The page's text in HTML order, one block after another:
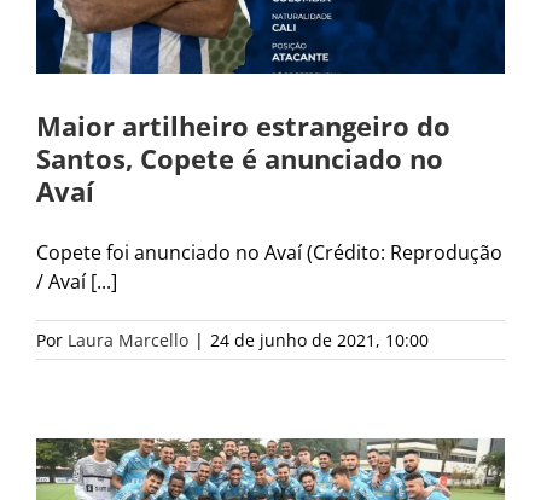
Maior artilheiro estrangeiro do
Santos, Copete é anunciado no
Avaí
Copete foi anunciado no Avaí (Crédito: Reprodução
/ Avaí [...]
Por Laura Marcello | 24 de junho de 2021, 10:00